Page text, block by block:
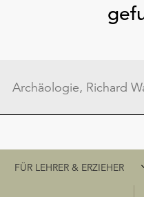
Schnellzugriff
FÜR LEHRER & ERZIEHER